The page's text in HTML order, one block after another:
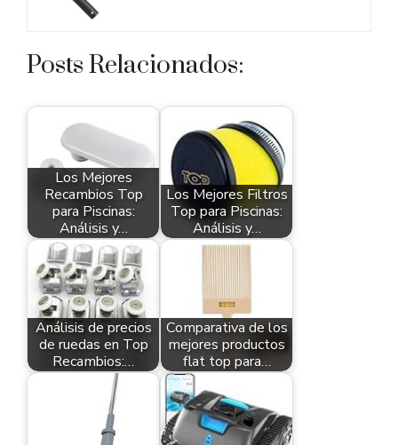
Posts Relacionados:
Los Mejores
Recambios Top
para Piscinas:
Análisis y…
Los Mejores Filtros
Top para Piscinas:
Análisis y…
Análisis de precios
de ruedas en Top
Recambios:…
Comparativa de los
mejores productos
flat top para…